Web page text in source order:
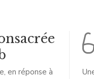
en réponse à